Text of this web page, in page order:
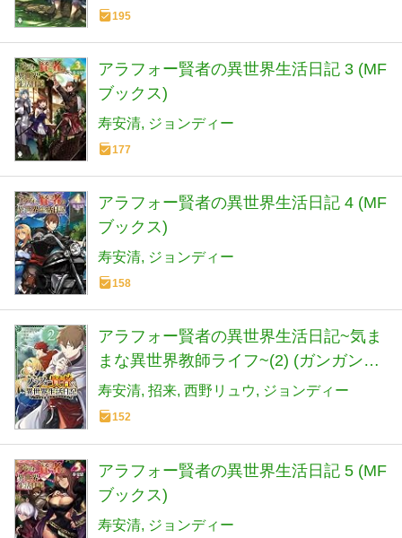
195
アラフォー賢者の異世界生活日記 3 (MF
ブックス)
寿安清 ジョンディー
177
アラフォー賢者の異世界生活日記 4 (MF
ブックス)
寿安清 ジョンディー
158
アラフォー賢者の異世界生活日記~気ま
まな異世界教師ライフ~(2) (ガンガンコ
ミックスUP!)
寿安清 招来 西野リュウ ジョンディー
152
アラフォー賢者の異世界生活日記 5 (MF
ブックス)
寿安清 ジョンディー